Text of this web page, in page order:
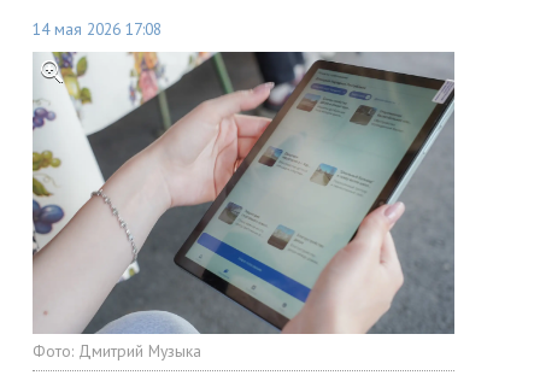
14 мая 2026 17:08
Фото: Дмитрий Музыка